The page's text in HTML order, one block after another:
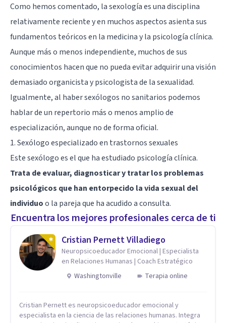
Como hemos comentado, la sexología es una disciplina
relativamente reciente y en muchos aspectos asienta sus
fundamentos teóricos en la medicina y la psicología clínica.
Aunque más o menos independiente, muchos de sus
conocimientos hacen que no pueda evitar adquirir una visión
demasiado organicista y psicologista de la sexualidad.
Igualmente, al haber sexólogos no sanitarios podemos
hablar de un repertorio más o menos amplio de
especialización, aunque no de forma oficial.
1. Sexólogo especializado en trastornos sexuales
Este sexólogo es el que ha estudiado psicología clínica.
Trata de evaluar, diagnosticar y tratar los problemas
psicológicos que han entorpecido la vida sexual del
individuoo la pareja que ha acudido a consulta.
Encuentra los mejores profesionales cerca de ti
Cristian Pernett Villadiego
Neuropsicoeducador Emocional | Especialista
en Relaciones Humanas | Coach Estratégico
Washingtonville
Terapia online
Cristian Pernett es neuropsicoeducador emocional y
especialista en la ciencia de las relaciones humanas. Integra